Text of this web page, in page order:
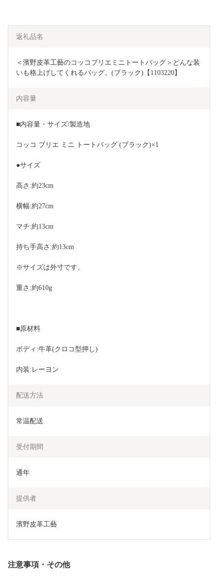
返礼品名
＜濱野皮革工藝のコッコブリエミニトートバッグ＞どんな装
いも格上げしてくれるバッグ。(ブラック)【1103220】
内容量
■内容量・サイズ/製造地
コッコ ブリエ ミニ トートバッグ (ブラック)×1
●サイズ
高さ:約23cm
横幅:約27cm
マチ:約13cm
持ち手高さ:約13cm
※サイズは外寸です。
重さ:約610g
■原材料
ボディ:牛革(クロコ型押し)
内装:レーヨン
配送方法
常温配送
受付期間
通年
提供者
濱野皮革工藝
注意事項・その他